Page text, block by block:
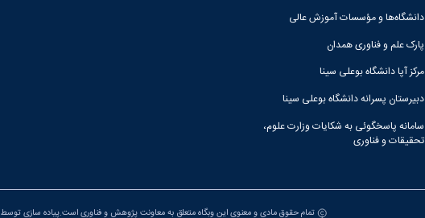
دانشگاه‌ها و مؤسسات آموزش عالی
پارک علم و فناوری همدان
مرکز آپا دانشگاه بوعلی سینا
دبیرستان پسرانه دانشگاه بوعلی سینا
سامانه پاسخگوئی به شکایات وزارت علوم،
تحقیقات و فناوری
تمام حقوق مادی و معنوی این وبگاه متعلق به معاونت پژوهش و فناوری است.پیاده سازی توسط